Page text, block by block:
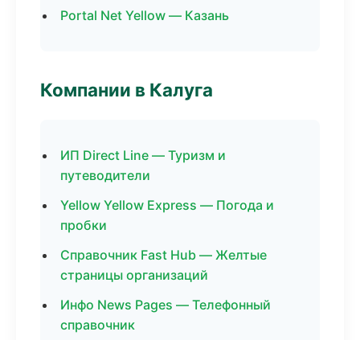
Portal Net Yellow — Казань
Компании в Калуга
ИП Direct Line — Туризм и
путеводители
Yellow Yellow Express — Погода и
пробки
Справочник Fast Hub — Желтые
страницы организаций
Инфо News Pages — Телефонный
справочник